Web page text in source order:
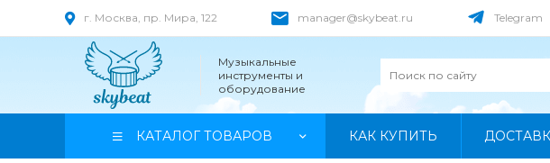
г. Москва, пр. Мира, 122 manager@skybeat.ru Telegram
Музыкальные
инструменты и
оборудование
КАТАЛОГ ТОВАРОВ КАК КУПИТЬ